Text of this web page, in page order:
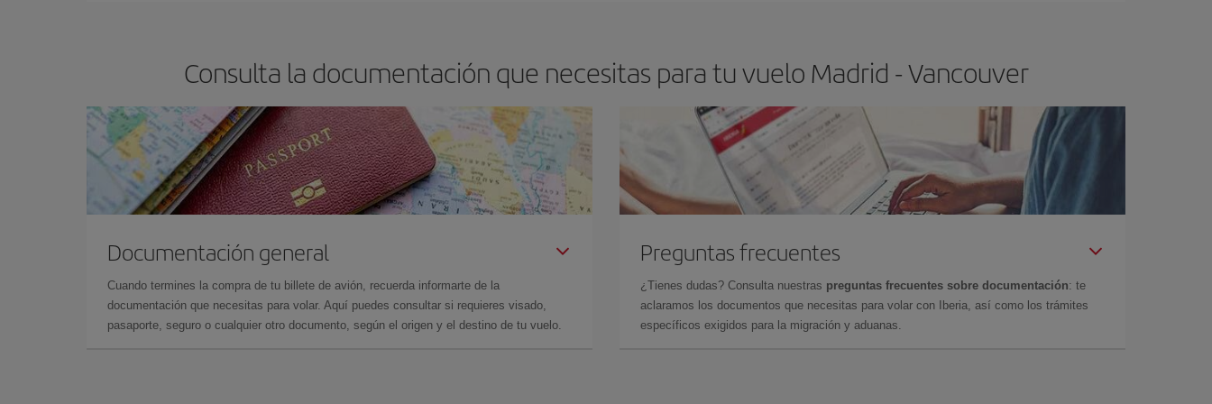
Consulta la documentación que necesitas para tu vuelo Madrid - Vancouver
Documentación general
Cuando termines la compra de tu billete de avión, recuerda informarte de la
documentación que necesitas para volar. Aquí puedes consultar si requieres visado,
pasaporte, seguro o cualquier otro documento, según el origen y el destino de tu vuelo.
Preguntas frecuentes
¿Tienes dudas? Consulta nuestras preguntas frecuentes sobre documentación: te
aclaramos los documentos que necesitas para volar con Iberia, así como los trámites
específicos exigidos para la migración y aduanas.